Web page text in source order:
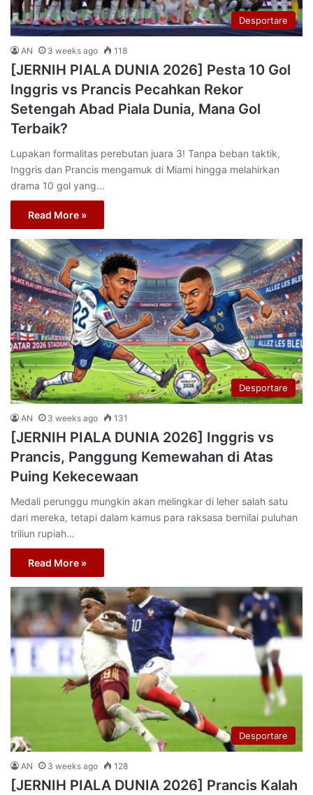
Desportare
AN 3 weeks ago 118
[JERNIH PIALA DUNIA 2026] Pesta 10 Gol
Inggris vs Prancis Pecahkan Rekor
Setengah Abad Piala Dunia, Mana Gol
Terbaik?
Lupakan formalitas perebutan juara 3! Tanpa beban taktik,
Inggris dan Prancis mengamuk di Miami hingga melahirkan
drama 10 gol yang…
Read More »
Desportare
AN 3 weeks ago 131
[JERNIH PIALA DUNIA 2026] Inggris vs
Prancis, Panggung Kemewahan di Atas
Puing Kekecewaan
Medali perunggu mungkin akan melingkar di leher salah satu
dari mereka, tetapi dalam kamus para raksasa bernilai puluhan
triliun rupiah…
Read More »
Desportare
AN 3 weeks ago 128
[JERNIH PIALA DUNIA 2026] Prancis Kalah